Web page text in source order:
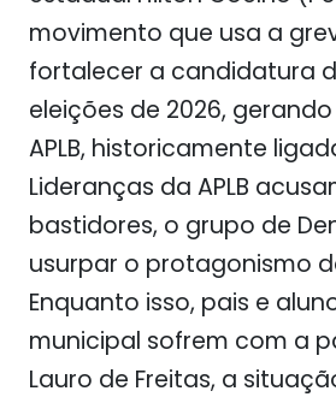
movimento que usa a
fortalecer a candidatura
eleições de 2026,
APLB, historicamente
Lideranças da APLB
bastidores, o grupo de
usurpar o protagonismo
Enquanto isso, pais e
municipal sofrem com a
Lauro de Freitas, a